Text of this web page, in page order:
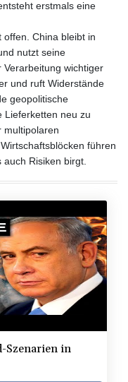
erstmals eine
offen. China bleibt in
nutzt seine
wichtiger
und ruft Widerstände
geopolitische
Lieferketten neu zu
multipolaren
führen
Risiken birgt.
Szenarien in